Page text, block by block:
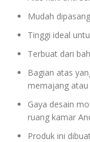
Mudah
Tinggi ideal
Terbuat dari
Bagian atas
memajang
Gaya desain
ruang kamar
Produk ini